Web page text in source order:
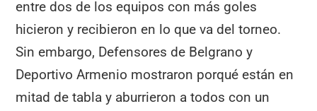
entre dos de los equipos con más goles
hicieron y recibieron en lo que va del torneo.
Sin embargo, Defensores de Belgrano y
Deportivo Armenio mostraron porqué están en
mitad de tabla y aburrieron a todos con un